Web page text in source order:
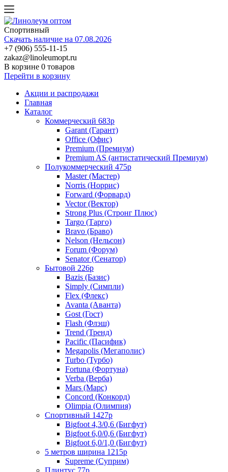
Спортивный
Скачать наличие на 07.08.2026
+7 (906) 555-11-15
zakaz@linoleumopt.ru
В корзине 0 товаров
Перейти в корзину
Акции и распродажи
Главная
Каталог
Коммерческий 683р
Garant (Гарант)
Office (Офис)
Premium (Премиум)
Premium AS (антистатический Премиум)
Полукоммерческий 475р
Master (Мастер)
Norris (Норрис)
Forward (Форвард)
Vector (Вектор)
Strong Plus (Стронг Плюс)
Targo (Тарго)
Bravo (Браво)
Nelson (Нельсон)
Forum (Форум)
Senator (Сенатор)
Бытовой 226р
Bazis (Базис)
Simply (Симпли)
Flex (Флекс)
Avanta (Аванта)
Gost (Гост)
Flash (Флэш)
Trend (Тренд)
Pacific (Пасифик)
Megapolis (Мегаполис)
Turbo (Турбо)
Fortuna (Фортуна)
Verba (Верба)
Mars (Марс)
Concord (Конкорд)
Olimpia (Олимпия)
Спортивный 1427р
Bigfoot 4,3/0,6 (Бигфут)
Bigfoot 6,0/0,6 (Бигфут)
Bigfoot 6,0/1,0 (Бигфут)
5 метров ширина 1215р
Supreme (Суприм)
Плинтус 77р